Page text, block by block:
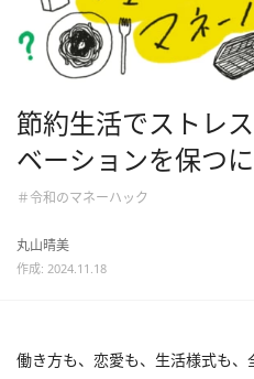
節約生活でストレ
ベーションを保つ
＃令和のマネーハック
丸山晴美
作成: 2024.11.18
働き方も、恋愛も、生活様式も